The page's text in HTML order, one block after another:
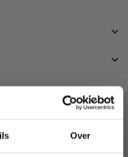
Over
10%